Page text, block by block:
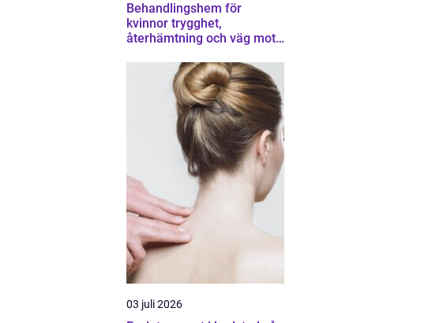
Behandlingshem för
kvinnor trygghet,
återhämtning och väg mot
03 juli 2026